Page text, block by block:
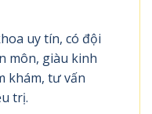
uy tín, có đội
môn, giàu kinh
khám, tư vấn
trị.